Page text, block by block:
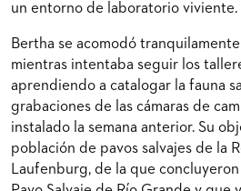
un entorno de laboratorio viviente.
Bertha se acomodó
mientras intentaba seguir los
aprendiendo a catalogar la fauna
grabaciones de las cámaras de
instalado la semana anterior. Su
población de pavos salvajes de la
Laufenburg, de la que